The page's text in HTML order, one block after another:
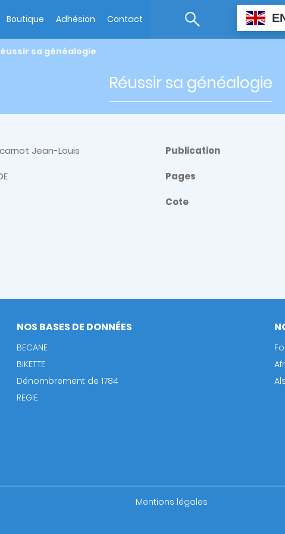
Boutique Adhésion Contact
sa généalogie
Réussir sa généalogie
Jean-Louis Publication
Pages
Cote
NOS BASES DE DONNÉES
BECANE
BIKETTE
Dénombrement de 1784
REGIE
bottom
Mentions légales